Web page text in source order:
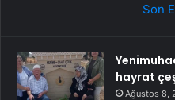
Son
hayrat
Ağustos 8,